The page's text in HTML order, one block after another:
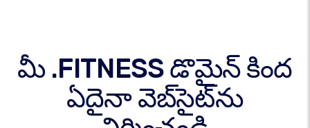
మీ .FITNESS డొమైన్ కింద
ఏదైనా వెబ్‌సైట్‌ను